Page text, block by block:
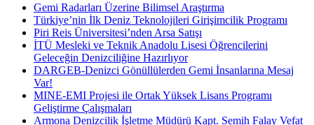
Gemi Radarları Üzerine Bilimsel Araştırma
Türkiye’nin İlk Deniz Teknolojileri Girişimcilik Programı
Piri Reis Üniversitesi’nden Arsa Satışı
İTÜ Mesleki ve Teknik Anadolu Lisesi Öğrencilerini
Geleceğin Denizciliğine Hazırlıyor
DARGEB-Denizci Gönüllülerden Gemi İnsanlarına Mesaj
Var!
MINE-EMI Projesi ile Ortak Yüksek Lisans Programı
Geliştirme Çalışmaları
Armona Denizcilik İşletme Müdürü Kapt. Semih Falay Vefat